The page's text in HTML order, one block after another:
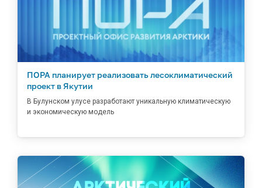
ПОРА планирует реализовать лесоклиматический
проект в Якутии
В Булунском улусе разработают уникальную климатическую
и экономическую модель